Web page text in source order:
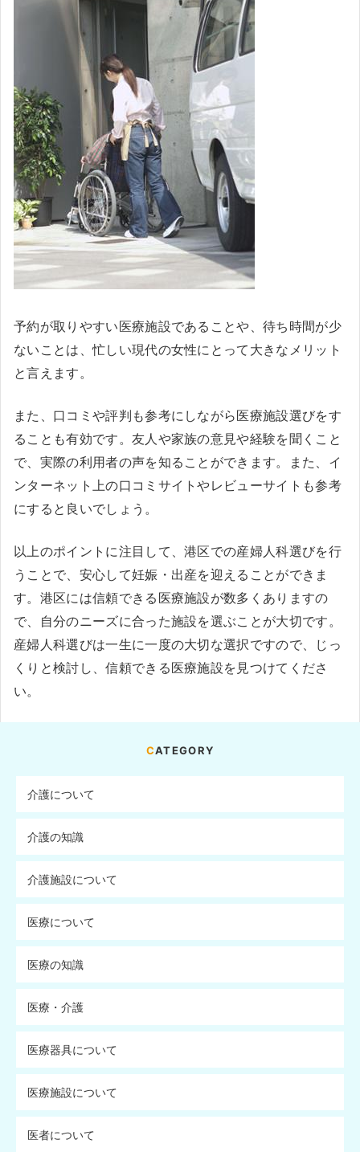
予約が取りやすい医療施設であることや、待ち時間が少
ないことは、忙しい現代の女性にとって大きなメリット
と言えます。
また、口コミや評判も参考にしながら医療施設選びをす
ることも有効です。友人や家族の意見や経験を聞くこと
で、実際の利用者の声を知ることができます。また、イ
ンターネット上の口コミサイトやレビューサイトも参考
にすると良いでしょう。
以上のポイントに注目して、港区での産婦人科選びを行
うことで、安心して妊娠・出産を迎えることができま
す。港区には信頼できる医療施設が数多くありますの
で、自分のニーズに合った施設を選ぶことが大切です。
産婦人科選びは一生に一度の大切な選択ですので、じっ
くりと検討し、信頼できる医療施設を見つけてくださ
い。
CATEGORY
介護について
介護の知識
介護施設について
医療について
医療の知識
医療・介護
医療器具について
医療施設について
医者について